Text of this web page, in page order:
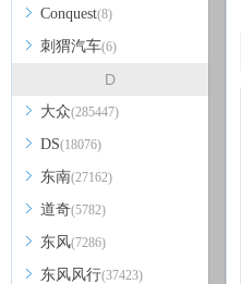
Conquest(8)
刺猬汽车(6)
D
大众(285447)
DS(18076)
东南(27162)
道奇(5782)
东风(7286)
东风风行(37423)